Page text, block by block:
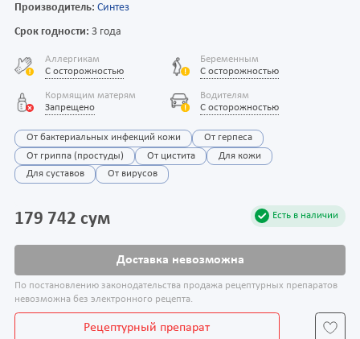
Производитель: Синтез
Срок годности: 3 года
Аллергикам
С осторожностью
Беременным
С осторожностью
Кормящим матерям
Запрещено
Водителям
С осторожностью
От бактериальных инфекций кожи
От герпеса
От гриппа (простуды)
От цистита
Для кожи
Для суставов
От вирусов
Есть в наличии
179 742 сум
Доставка невозможна
По постановлению законодательства продажа рецептурных препаратов
невозможна без электронного рецепта.
Рецептурный препарат